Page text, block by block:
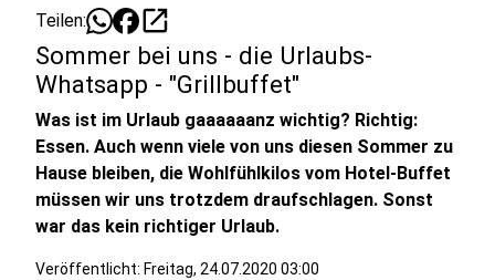
Teilen: open_in_new
Sommer bei uns - die Urlaubs-
Whatsapp - "Grillbuffet"
Was ist im Urlaub gaaaaaanz wichtig? Richtig:
Essen. Auch wenn viele von uns diesen Sommer zu
Hause bleiben, die Wohlfühlkilos vom Hotel-Buffet
müssen wir uns trotzdem draufschlagen. Sonst
war das kein richtiger Urlaub.
Veröffentlicht: Freitag, 24.07.2020 03:00